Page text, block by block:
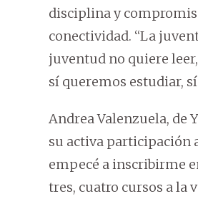
disciplina y
conectividad. “La
juventud no quiere
sí queremos estudiar,
Andrea Valenzuela, de
su activa participación
empecé a inscribirme
tres, cuatro cursos a la